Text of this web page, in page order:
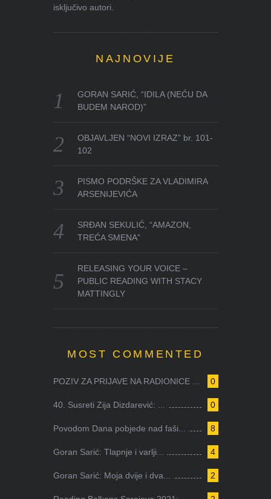
isključivo autori.
NAJNOVIJE
GORAN SARIĆ, “IDILA (NEĆU DA
BUDEM NAROD)”
OBJAVLJEN “NOVI IZRAZ” br. 101-
102
PISMO PODRŠKE ZA VLADIMIRA
ARSENIJEVIĆA
SRĐAN SEKULIĆ, “AMAZON,
TREĆA SMENA”
RELEASING YOUR VOICE –
PUBLIC READING WITH STACY
MATTINGLY
MOST COMMENTED
0
POZIV ZA PRIJAVE NA RADIONICE ...
0
40. Susreti Zija Dizdarević: ...
8
Povodom Dana pobjede nad faši...
4
Goran Sarić: Tlapnje i varlji...
2
Goran Sarić: Moja dvije i dva...